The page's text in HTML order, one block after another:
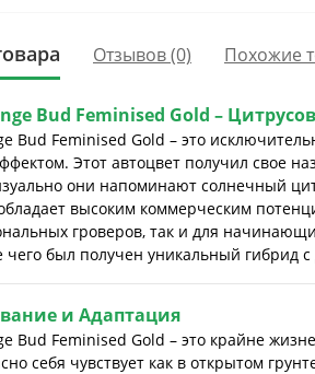
Отзывов (0) Похожие
Bud Feminised Gold –
Bud Feminised Gold – это
Этот автоцвет получил свое
они напоминают солнечный
высоким коммерческим
гроверов, так и для
чего был получен уникальный гибрид
и Адаптация
Bud Feminised Gold – это крайне
себя чувствует как в открытом